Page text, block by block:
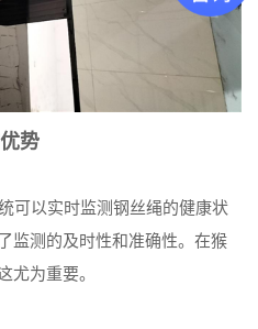
势
以实时监测钢丝绳的健康状
监测的及时性和准确性。在猴
尤为重要。